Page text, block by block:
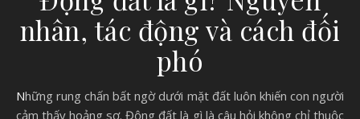
nhân, tác động và cách đối
phó
Những rung chấn bất ngờ dưới mặt đất luôn khiến con người
cảm thấy hoảng sợ. Động đất là gì là câu hỏi không chỉ thuộc